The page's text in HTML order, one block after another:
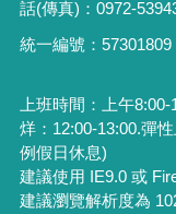
話(傳真)： 0972-
統一編號：57301809
上班時間：上午
烊：12:00-13:00.彈性
例假日休息)
建議使用 IE9.0 或
建議瀏覽解析度為